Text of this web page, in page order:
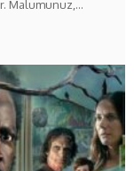
Malumunuz,…